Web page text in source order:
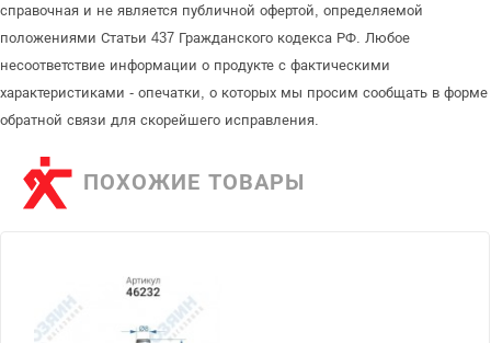
справочная и не является публичной офертой, определяемой
положениями Статьи 437 Гражданского кодекса РФ. Любое
несоответствие информации о продукте с фактическими
характеристиками - опечатки, о которых мы просим сообщать в форме
обратной связи для скорейшего исправления.
ПОХОЖИЕ ТОВАРЫ